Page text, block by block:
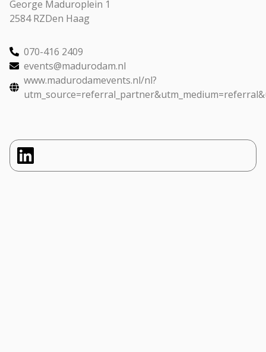
George Maduroplein 1
2584 RZDen Haag
070-416 2409
events@madurodam.nl
www.madurodamevents.nl/nl?